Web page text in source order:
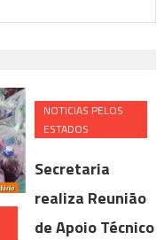
NOTICIAS PELOS
ESTADOS
Secretaria
realiza Reunião
de Apoio Técnico